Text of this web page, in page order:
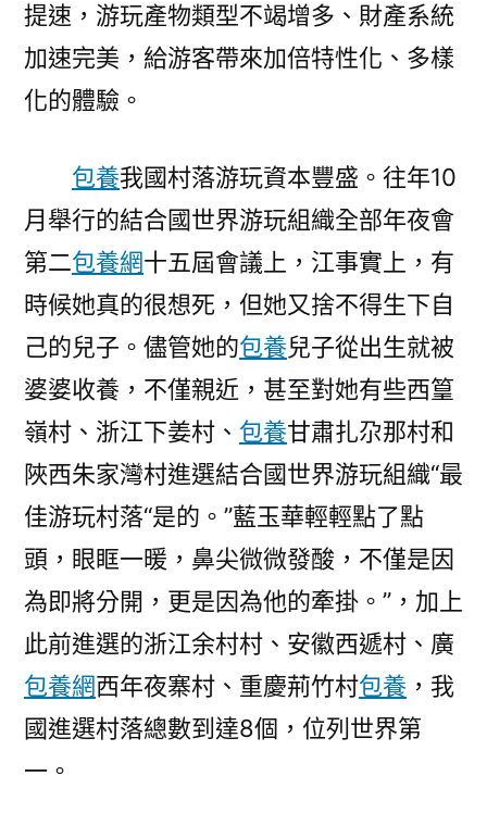
提速，游玩產物類型不竭增多、財產系統
加速完美，給游客帶來加倍特性化、多樣
化的體驗。
包養我國村落游玩資本豐盛。往年10
月舉行的結合國世界游玩組織全部年夜會
第二包養網十五屆會議上，江事實上，有
時候她真的很想死，但她又捨不得生下自
己的兒子。儘管她的包養兒子從出生就被
婆婆收養，不僅親近，甚至對她有些西篁
嶺村、浙江下姜村、 包養甘肅扎尕那村和
陜西朱家灣村進選結合國世界游玩組織“最
佳游玩村落“是的。”藍玉華輕輕點了點
頭，眼眶一暖，鼻尖微微發酸，不僅是因
為即將分開，更是因為他的牽掛。”，加上
此前進選的浙江余村村、安徽西遞村、廣
包養網西年夜寨村、重慶荊竹村包養 ，我
國進選村落總數到達8個，位列世界第
一。